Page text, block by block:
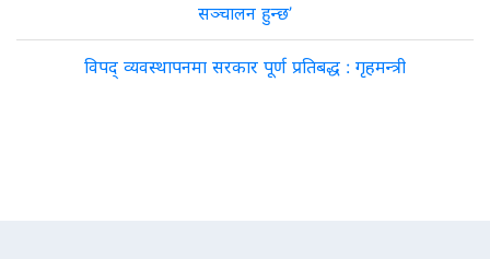
सञ्चालन हुन्छ’
विपद् व्यवस्थापनमा सरकार पूर्ण प्रतिबद्ध : गृहमन्त्री